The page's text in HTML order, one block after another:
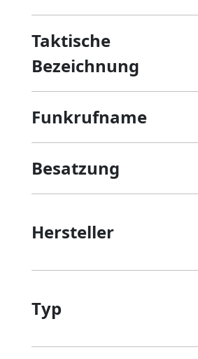
Taktische
Bezeichnung
Funkrufname
Besatzung
Hersteller
Typ